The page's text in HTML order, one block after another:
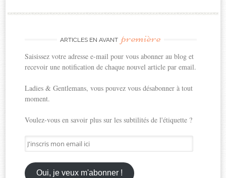
ARTICLES EN AVANT première
Saisissez votre adresse e-mail pour vous abonner au blog et
recevoir une notification de chaque nouvel article par email.
Ladies & Gentlemans, vous pouvez vous désabonner à tout
moment.
Voulez-vous en savoir plus sur les subtilités de l'étiquette ?
J'inscris
mon
email
ici
Oui, je veux m'abonner !